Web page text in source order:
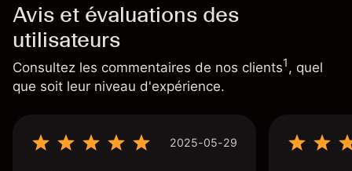
Avis et évaluations des
utilisateurs
Consultez les commentaires de nos clients1, quel
que soit leur niveau d'expérience.
2025-05-29